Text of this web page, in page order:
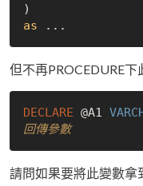
as
但不再PROCEDURE
DECLARE @A1
回傳參數
請問如果要將此變數拿